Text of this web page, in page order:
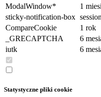
ModalWindow*
1
sticky-notification-box session
CompareCookie
1 rok
_GRECAPTCHA
6
iutk
6
Statystyczne pliki cookie